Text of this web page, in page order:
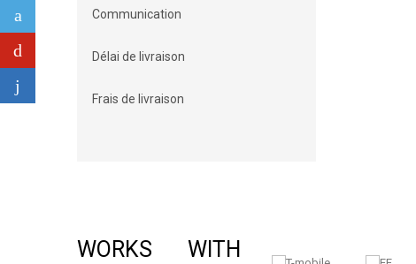
Communication
Délai de livraison
Frais de livraison
WORKS WITH